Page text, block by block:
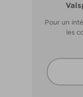
Pour un
les
Résiste